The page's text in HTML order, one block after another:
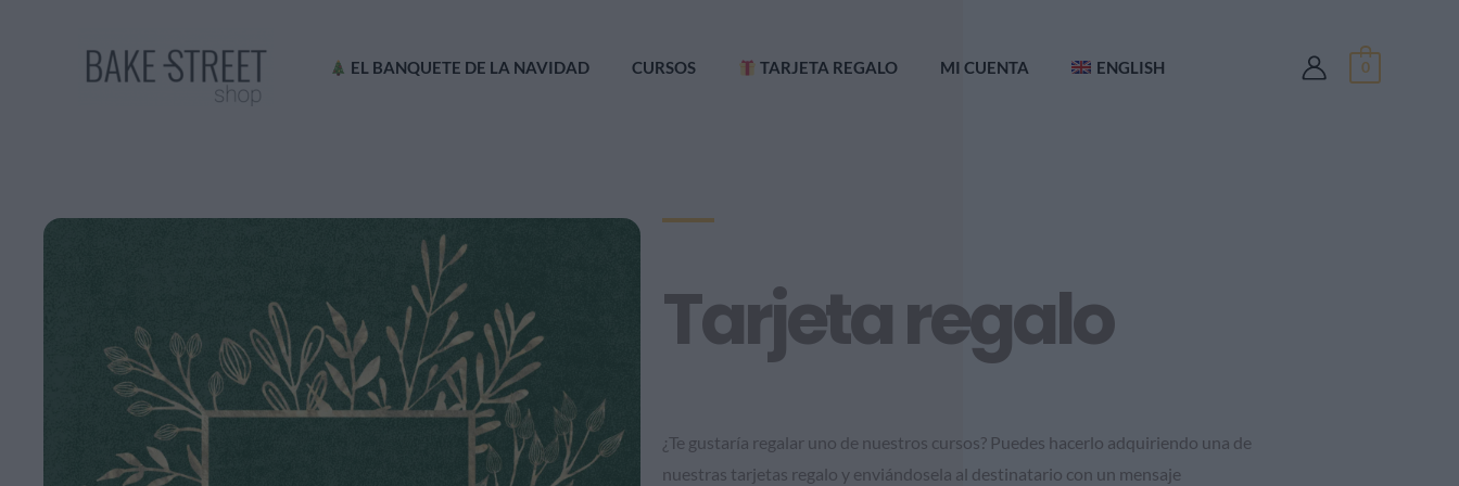
EL BANQUETE DE LA NAVIDAD CURSOS TARJETA REGALO MI CUENTA ENGLISH 0
Tarjeta regalo
¿Te gustaría regalar uno de nuestros cursos? Puedes hacerlo adquiriendo una de
nuestras tarjetas regalo y enviándosela al destinatario con un mensaje